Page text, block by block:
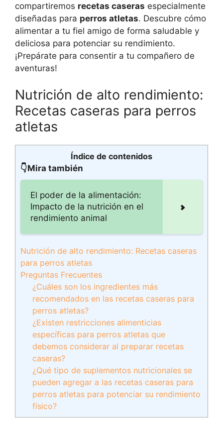
compartiremos recetas caseras especialmente
diseñadas para perros atletas. Descubre cómo
alimentar a tu fiel amigo de forma saludable y
deliciosa para potenciar su rendimiento.
¡Prepárate para consentir a tu compañero de
aventuras!
Nutrición de alto rendimiento:
Recetas caseras para perros
atletas
Índice de contenidos
👇Mira también
El poder de la alimentación:
Impacto de la nutrición en el
rendimiento animal
Nutrición de alto rendimiento: Recetas caseras
para perros atletas
Preguntas Frecuentes
¿Cuáles son los ingredientes más
recomendados en las recetas caseras para
perros atletas?
¿Existen restricciones alimenticias
específicas para perros atletas que
debemos considerar al preparar recetas
caseras?
¿Qué tipo de suplementos nutricionales se
pueden agregar a las recetas caseras para
perros atletas para potenciar su rendimiento
físico?